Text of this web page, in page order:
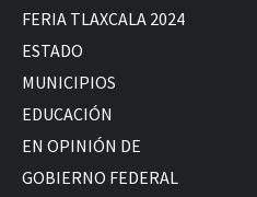
FERIA TLAXCALA 2024
ESTADO
MUNICIPIOS
EDUCACIÓN
EN OPINIÓN DE
GOBIERNO FEDERAL